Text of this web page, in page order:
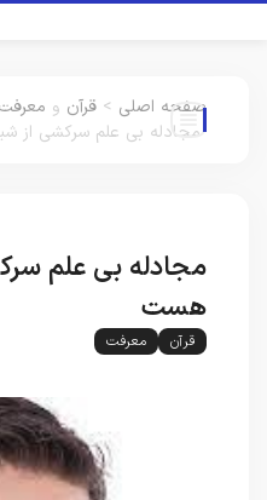
صفحه اصلی > قرآن و معرفت
مجادله بی علم سرکشی از
مجادله بی علم
هست
قرآن معرفت